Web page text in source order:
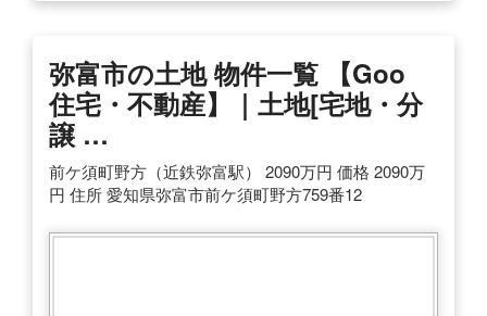
弥富市の土地 物件一覧 【goo
住宅・不動産】｜土地[宅地・分
譲 …
前ケ須町野方（近鉄弥富駅） 2090万円 価格 2090万
円 住所 愛知県弥富市前ケ須町野方759番12